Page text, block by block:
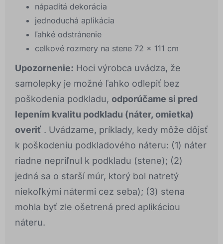
nápaditá dekorácia
jednoduchá aplikácia
ľahké odstránenie
celkové rozmery na stene 72 x 111 cm
Upozornenie: Hoci výrobca uvádza, že
samolepky je možné ľahko odlepiť bez
poškodenia podkladu, odporúčame si pred
lepením kvalitu podkladu (náter, omietka)
overiť . Uvádzame, príklady, kedy môže dôjsť
k poškodeniu podkladového náteru: (1) náter
riadne nepriľnul k podkladu (stene); (2)
jedná sa o starší múr, ktorý bol natretý
niekoľkými nátermi cez seba); (3) stena
mohla byť zle ošetrená pred aplikáciou
náteru.